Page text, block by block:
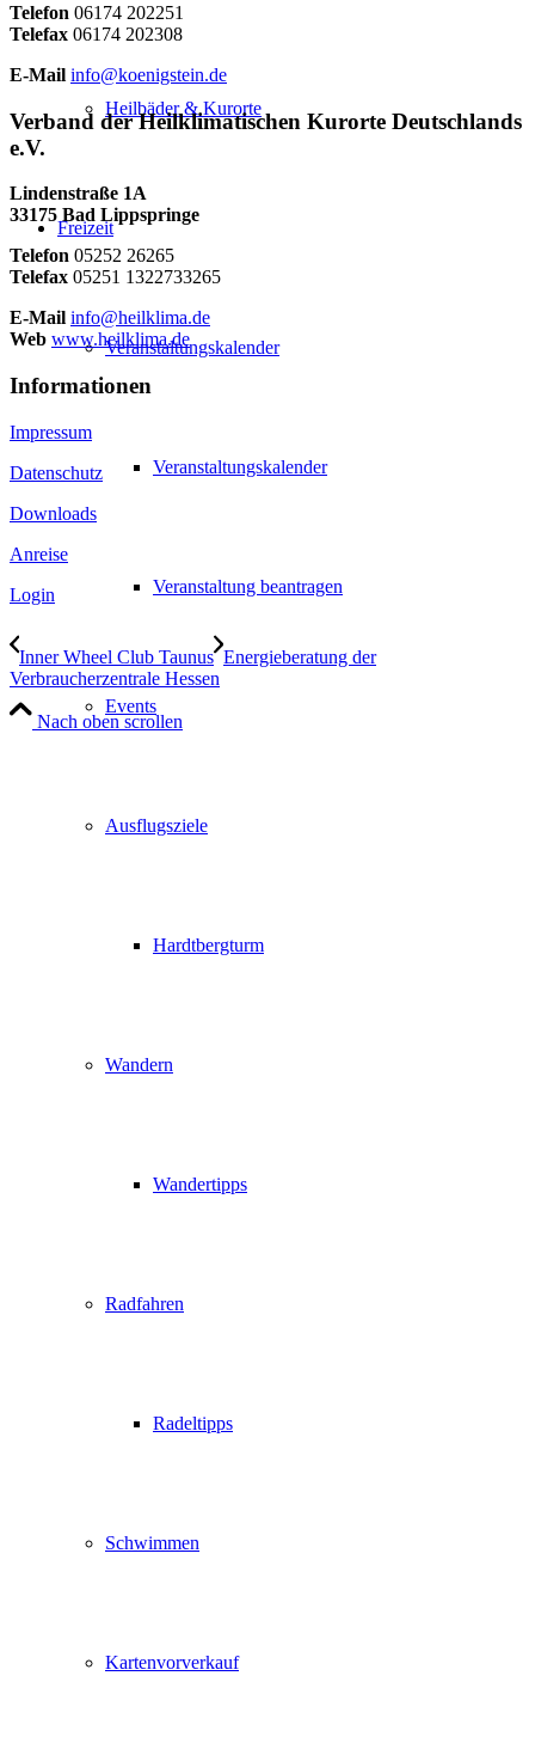
Heilbäder & Kurorte
Freizeit
Veranstaltungskalender
Veranstaltungskalender
Veranstaltung beantragen
Events
Ausflugsziele
Hardtbergturm
Wandern
Wandertipps
Radfahren
Radeltipps
Schwimmen
Kartenvorverkauf
Telefon 06174 202251
Telefax 06174 202308
E-Mail info@koenigstein.de
Verband der Heilklimatischen Kurorte Deutschlands
e.V.
Lindenstraße 1A
33175 Bad Lippspringe
Telefon 05252 26265
Telefax 05251 1322733265
E-Mail info@heilklima.de
Web www.heilklima.de
Informationen
Impressum
Datenschutz
Downloads
Anreise
Login
Inner Wheel Club Taunus Energieberatung der
Verbraucherzentrale Hessen
Nach oben scrollen